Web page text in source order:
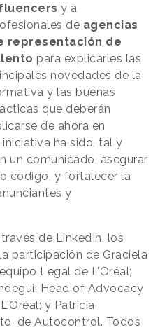
y a
de agencias
representación de
para explicarles las
novedades de la
y las buenas
que deberán
de ahora en
ha sido, tal y
un comunicado, asegurar
código, y fortalecer la
y
de LinkedIn, los
participación de Graciela
Legal de L'Oréal;
Head of Advocacy
y Patricia
de Autocontrol. Todos